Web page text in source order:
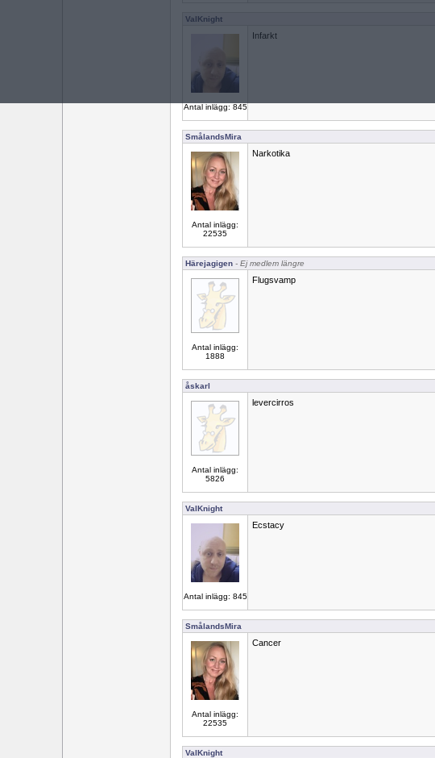
ValKnight
Antal inlägg: 845
Infarkt
SmålandsMira
Antal inlägg:
22535
Narkotika
Härejagigen - Ej medlem längre
Antal inlägg:
1888
Flugsvamp
åskarl
Antal inlägg:
5826
levercirros
ValKnight
Antal inlägg: 845
Ecstacy
SmålandsMira
Antal inlägg:
22535
Cancer
ValKnight